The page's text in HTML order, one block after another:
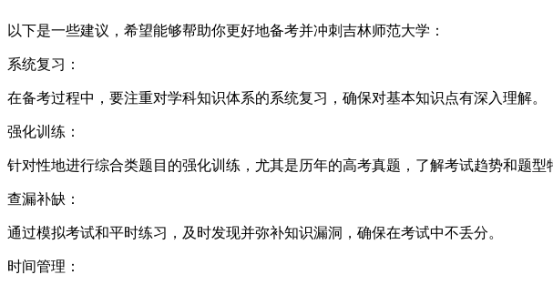
以下是一些建议，希望能够帮助你更好地备考并冲刺吉林师范大学：
系统复习：
在备考过程中，要注重对学科知识体系的系统复习，确保对基本知识点有深入理解。
强化训练：
针对性地进行综合类题目的强化训练，尤其是历年的高考真题，了解考试趋势和题型
查漏补缺：
通过模拟考试和平时练习，及时发现并弥补知识漏洞，确保在考试中不丢分。
时间管理：